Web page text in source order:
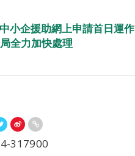
中小企援助網上申請首日運作
全力加快處理
317900